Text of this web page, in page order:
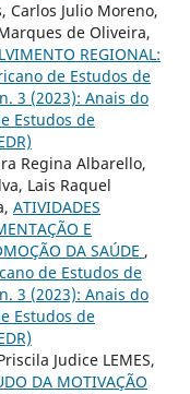
Carlos Julio Moreno,
de Oliveira,
REGIONAL:
de Estudos de
3 (2023): Anais do
Estudos de
Regina Albarello,
Lais Raquel
ATIVIDADES
E
DA SAÚDE ,
de Estudos de
3 (2023): Anais do
Estudos de
Judice LEMES,
DA MOTIVAÇÃO